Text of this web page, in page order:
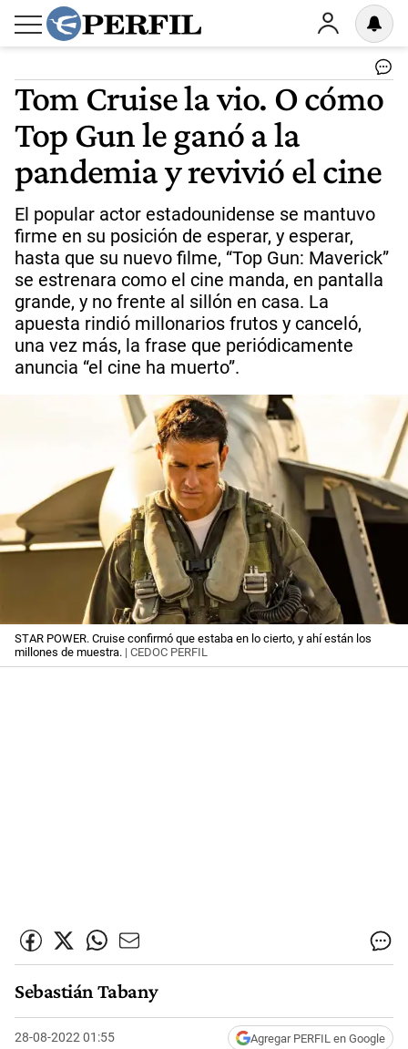
Tom Cruise la vio. O cómo
Top Gun le ganó a la
pandemia y revivió el cine
El popular actor estadounidense se mantuvo
firme en su posición de esperar, y esperar,
hasta que su nuevo filme, “Top Gun: Maverick”
se estrenara como el cine manda, en pantalla
grande, y no frente al sillón en casa. La
apuesta rindió millonarios frutos y canceló,
una vez más, la frase que periódicamente
anuncia “el cine ha muerto”.
STAR POWER. Cruise confirmó que estaba en lo cierto, y ahí están los
millones de muestra. | CEDOC PERFIL
Sebastián Tabany
28-08-2022 01:55 Agregar PERFIL en Google